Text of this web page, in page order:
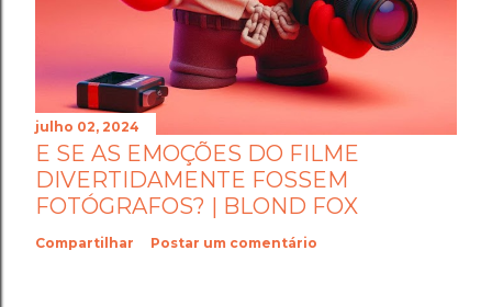
julho 02, 2024
E SE AS EMOÇÕES DO FILME
DIVERTIDAMENTE FOSSEM
FOTÓGRAFOS? | BLOND FOX
Compartilhar Postar um comentário